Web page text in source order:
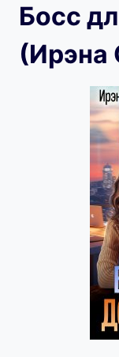
Босс
(Ирэна